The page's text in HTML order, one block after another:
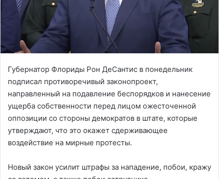
Губернатор Флориды Рон ДеСантис в понедельник
подписал противоречивый законопроект,
направленный на подавление беспорядков и нанесение
ущерба собственности перед лицом ожесточенной
оппозиции со стороны демократов в штате, которые
утверждают, что это окажет сдерживающее
воздействие на мирные протесты.
Новый закон усилит штрафы за нападение, побои, кражу